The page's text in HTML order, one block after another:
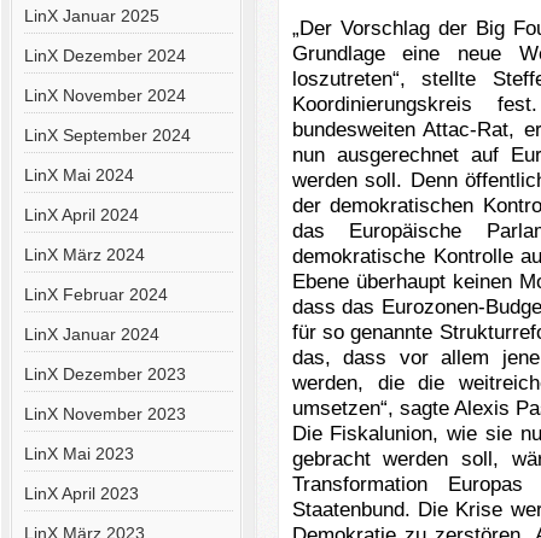
LinX Januar 2025
LinX Dezember 2024
LinX November 2024
LinX September 2024
LinX Mai 2024
LinX April 2024
LinX März 2024
LinX Februar 2024
LinX Januar 2024
LinX Dezember 2023
LinX November 2023
LinX Mai 2023
LinX April 2023
LinX März 2023
„Der Vorschlag der Big
Grundlage eine neue
loszutreten“, stellte
Koordinierungskreis
bundesweiten Attac-Rat,
nun ausgerechnet auf
werden soll. Denn
der demokratischen
das Europäische
demokratische Kontrolle
Ebene überhaupt keinen
dass das Eurozonen-
für so genannte
das, dass vor allem
werden, die die
umsetzen“, sagte Alexis
Die Fiskalunion, wie sie
gebracht werden soll,
Transformation
Staatenbund. Die Krise